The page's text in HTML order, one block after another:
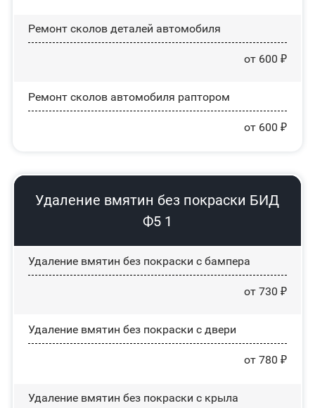
Ремонт сколов деталей автомобиля
от 600 ₽
Ремонт сколов автомобиля раптором
от 600 ₽
Удаление вмятин без покраски БИД
Ф5 1
Удаление вмятин без покраски с бампера
от 730 ₽
Удаление вмятин без покраски с двери
от 780 ₽
Удаление вмятин без покраски с крыла